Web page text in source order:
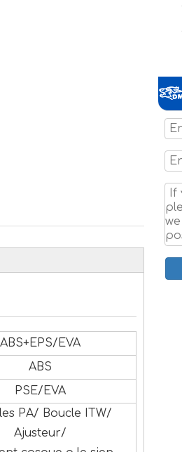
ABS+EPS/EVA
ABS
PSE/EVA
PA/ Boucle ITW/
Ajusteur/